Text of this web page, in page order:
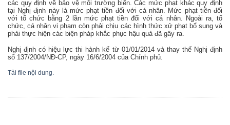
các quy định về bảo vệ môi trường biển. Các mức phạt khác quy định
tại Nghị định này là mức phạt tiền đối với cá nhân. Mức phạt tiền đối
với tổ chức bằng 2 lần mức phạt tiền đối với cá nhân. Ngoài ra, tổ
chức, cá nhân vi phạm còn phải chịu các hình thức xử phạt bổ sung và
phải thực hiện các biện pháp khắc phục hậu quả đã gây ra.
Nghị định có hiệu lực thi hành kể từ 01/01/2014 và thay thế Nghị định
số 137/2004/NĐ-CP, ngày 16/6/2004 của Chính phủ.
Tải file nội dung.